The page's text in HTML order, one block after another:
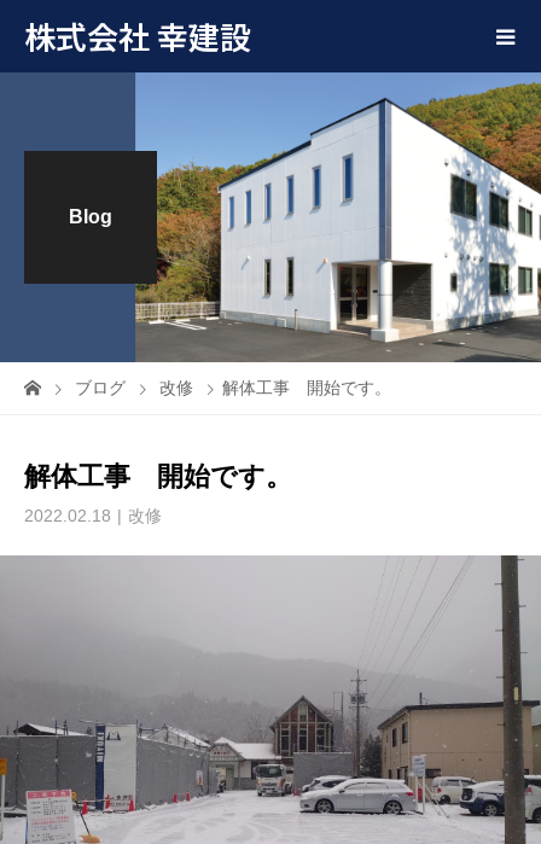
株式会社 幸建設
Blog
ブログ 改修 解体工事 開始です。
解体工事 開始です。
2022.02.18 改修